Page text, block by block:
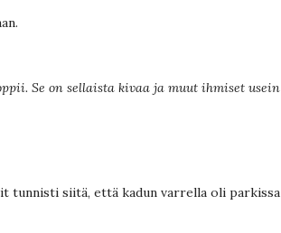
Se on sellaista kivaa ja muut ihmiset usein
tunnisti siitä, että kadun varrella oli parkissa